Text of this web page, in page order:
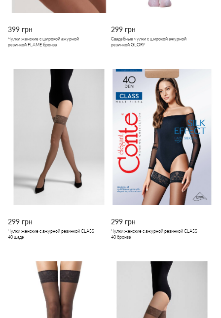
399 грн
Чулки женские с широкой ажурной
резинкой FLAME бронза
299 грн
Свадебные чулки с широкой ажурной
резинкой GLORY
299 грн
Чулки женские с ажурной резинкой CLASS
40 шадэ
299 грн
Чулки женские с ажурной резинкой CLASS
40 бронза